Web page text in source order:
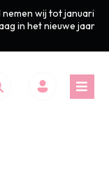
wij tot januari
in het nieuwe jaar